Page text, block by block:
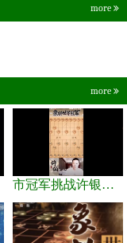
more
more
市冠军挑战许银川，急进中兵变化真激烈！